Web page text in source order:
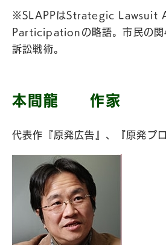
※SLAPPはStrategic Lawsuit
Participationの略語。市民の関
訴訟戦術。
本間龍 作家
代表作『原発広告』、『原発プ